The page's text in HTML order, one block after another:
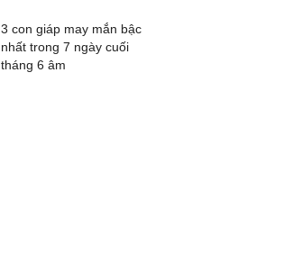
3 con giáp may mắn bậc
nhất trong 7 ngày cuối
tháng 6 âm